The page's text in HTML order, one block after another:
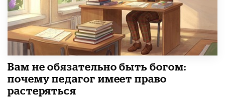
​Вам не обязательно быть богом:
почему педагог имеет право
растеряться